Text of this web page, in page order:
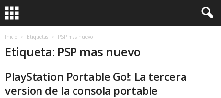
Inicio Etiquetas PSP mas nuevo
Etiqueta: PSP mas nuevo
PlayStation Portable Go!: La tercera
version de la consola portable